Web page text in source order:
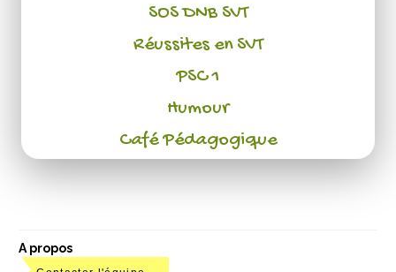
SOS DNB SVT
Réussites en SVT
PSC 1
Humour
Café Pédagogique
A propos